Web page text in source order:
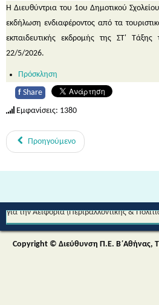
Η Διευθύντρια του 1ου Δημοτικού
εκδήλωση ενδιαφέροντος από τα
εκπαιδευτικής εκδρομής της ΣΤ'
22/5/2026.
Πρόσκληση
f Share
Εμφανίσεις: 1380
Προηγούμενο
για την Αειφορία (Περιβαλλοντικής &
Copyright © Διεύθυνση Π.Ε. Β΄Αθήνας,